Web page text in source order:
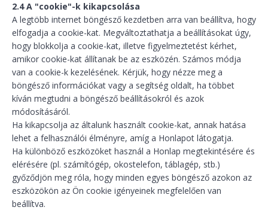
2.4 A "cookie"-k kikapcsolása
A legtöbb internet böngésző kezdetben arra van beállítva, hogy
elfogadja a cookie-kat. Megváltoztathatja a beállításokat úgy,
hogy blokkolja a cookie-kat, illetve figyelmeztetést kérhet,
amikor cookie-kat állítanak be az eszközén. Számos módja
van a cookie-k kezelésének. Kérjük, hogy nézze meg a
böngésző információkat vagy a segítség oldalt, ha többet
kíván megtudni a böngésző beállításokról és azok
módosításáról.
Ha kikapcsolja az általunk használt cookie-kat, annak hatása
lehet a felhasználói élményre, amíg a Honlapot látogatja.
Ha különböző eszközöket használ a Honlap megtekintésére és
elérésére (pl. számítógép, okostelefon, táblagép, stb.)
győződjön meg róla, hogy minden egyes böngésző azokon az
eszközökön az Ön cookie igényeinek megfelelően van
beállítva.